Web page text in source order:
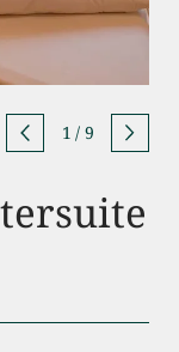
1 / 9